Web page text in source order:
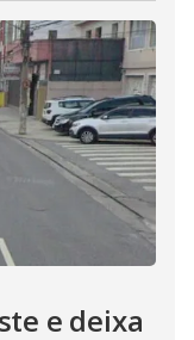
e deixa